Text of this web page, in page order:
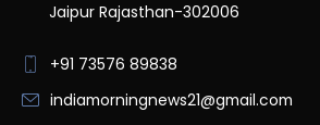
Jaipur Rajasthan-302006
+91 73576 89838
indiamorningnews21@gmail.com